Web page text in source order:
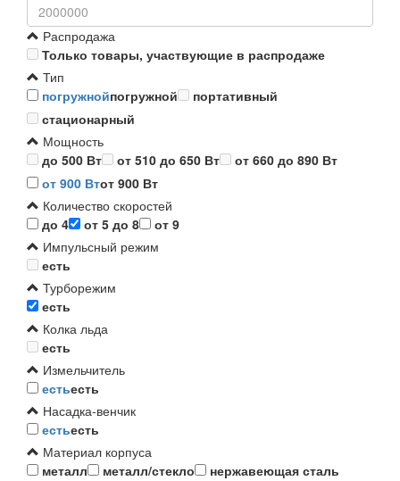
Распродажа
Только товары, участвующие в распродаже
Тип
погружнойпогружной
портативный
стационарный
Мощность
до 500 Вт
от 510 до 650 Вт
от 660 до 890 Вт
от 900 Втот 900 Вт
Количество скоростей
до 4
от 5 до 8
от 9
Импульсный режим
есть
Турборежим
есть
Колка льда
есть
Измельчитель
естьесть
Насадка-венчик
естьесть
Материал корпуса
металл
металл/стекло
нержавеющая сталь